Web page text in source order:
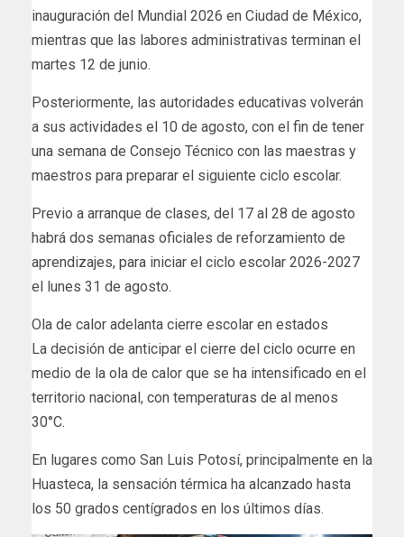
inauguración del Mundial 2026 en Ciudad de México,
mientras que las labores administrativas terminan el
martes 12 de junio.
Posteriormente, las autoridades educativas volverán
a sus actividades el 10 de agosto, con el fin de tener
una semana de Consejo Técnico con las maestras y
maestros para preparar el siguiente ciclo escolar.
Previo a arranque de clases, del 17 al 28 de agosto
habrá dos semanas oficiales de reforzamiento de
aprendizajes, para iniciar el ciclo escolar 2026-2027
el lunes 31 de agosto.
Ola de calor adelanta cierre escolar en estados
La decisión de anticipar el cierre del ciclo ocurre en
medio de la ola de calor que se ha intensificado en el
territorio nacional, con temperaturas de al menos
30°C.
En lugares como San Luis Potosí, principalmente en la
Huasteca, la sensación térmica ha alcanzado hasta
los 50 grados centígrados en los últimos días.